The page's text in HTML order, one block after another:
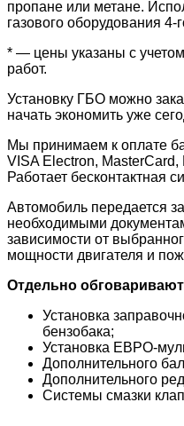
пропане или метане.
газового оборудования 4-
* — цены указаны с
работ.
Установку ГБО можно
начать экономить уже
Мы принимаем к оплате
VISA Electron,
Работает бесконтактная
Автомобиль передается
необходимыми
зависимости от
мощности двигателя и
Отдельно
Установка
бензобака;
Установка ЕВРО-
Дополнительного
Дополнительного
Системы смазки